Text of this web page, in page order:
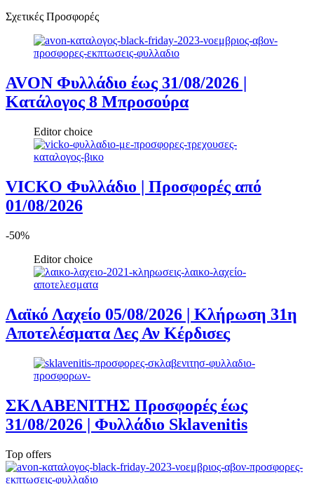
Σχετικές Προσφορές
AVON Φυλλάδιο έως 31/08/2026 |
Κατάλογος 8 Μπροσούρα
Editor choice
VICKO Φυλλάδιο | Προσφορές από
01/08/2026
-50%
Editor choice
Λαϊκό Λαχείο 05/08/2026 | Κλήρωση 31η
Αποτελέσματα Δες Αν Κέρδισες
ΣΚΛΑΒΕΝΙΤΗΣ Προσφορές έως
31/08/2026 | Φυλλάδιο Sklavenitis
Top offers